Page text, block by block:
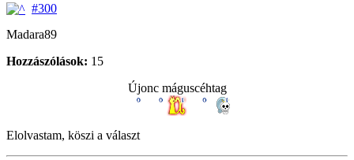
#300
Madara89
Hozzászólások: 15
Újonc máguscéhtag
Elolvastam, köszi a választ